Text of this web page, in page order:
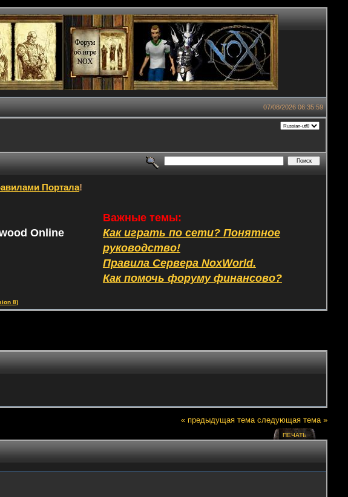
07/08/2026 06:35:59
Портала!
Online
Важные темы:
Как играть по сети? Понятное
руководство!
Правила Сервера NoxWorld.
Как помочь форуму финансово?
8)
« предыдущая тема следующая тема »
ПЕЧАТЬ